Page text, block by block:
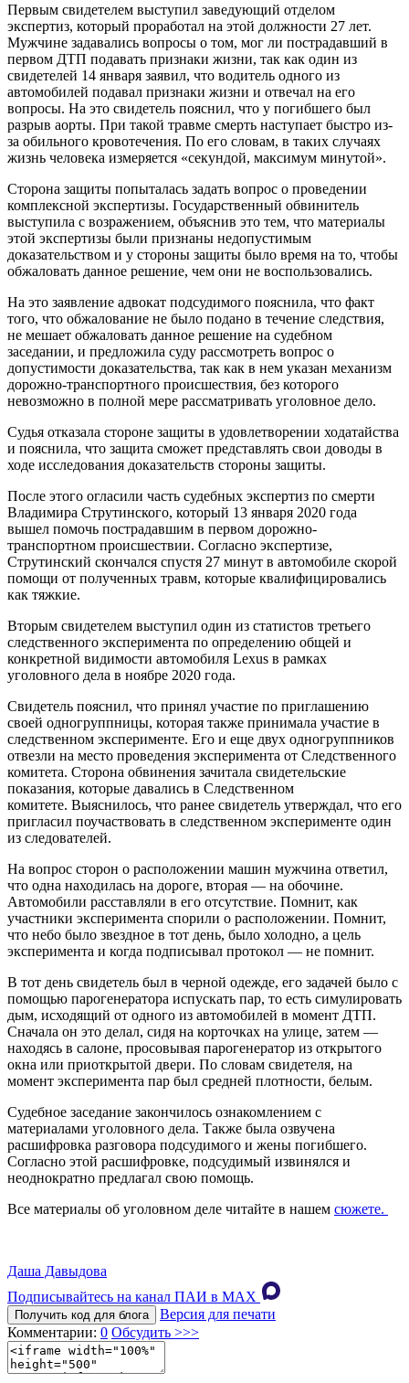
Первым свидетелем выступил заведующий отделом
экспертиз, который проработал на этой должности 27 лет.
Мужчине задавались вопросы о том, мог ли пострадавший в
первом ДТП подавать признаки жизни, так как один из
свидетелей 14 января заявил, что водитель одного из
автомобилей подавал признаки жизни и отвечал на его
вопросы. На это свидетель пояснил, что у погибшего был
разрыв аорты. При такой травме смерть наступает быстро из-
за обильного кровотечения. По его словам, в таких случаях
жизнь человека измеряется «секундой, максимум минутой».
Сторона защиты попыталась задать вопрос о проведении
комплексной экспертизы. Государственный обвинитель
выступила с возражением, объяснив это тем, что материалы
этой экспертизы были признаны недопустимым
доказательством и у стороны защиты было время на то, чтобы
обжаловать данное решение, чем они не воспользовались.
На это заявление адвокат подсудимого пояснила, что факт
того, что обжалование не было подано в течение следствия,
не мешает обжаловать данное решение на судебном
заседании, и предложила суду рассмотреть вопрос о
допустимости доказательства, так как в нем указан механизм
дорожно-транспортного происшествия, без которого
невозможно в полной мере рассматривать уголовное дело.
Судья отказала стороне защиты в удовлетворении ходатайства
и пояснила, что защита сможет представлять свои доводы в
ходе исследования доказательств стороны защиты.
После этого огласили часть судебных экспертиз по смерти
Владимира Струтинского, который 13 января 2020 года
вышел помочь пострадавшим в первом дорожно-
транспортном происшествии. Согласно экспертизе,
Струтинский скончался спустя 27 минут в автомобиле скорой
помощи от полученных травм, которые квалифицировались
как тяжкие.
Вторым свидетелем выступил один из статистов третьего
следственного эксперимента по определению общей и
конкретной видимости автомобиля Lexus в рамках
уголовного дела в ноябре 2020 года.
Свидетель пояснил, что принял участие по приглашению
своей одногруппницы, которая также принимала участие в
следственном эксперименте. Его и еще двух одногруппников
отвезли на место проведения эксперимента от Следственного
комитета. Сторона обвинения зачитала свидетельские
показания, которые давались в Следственном
комитете. Выяснилось, что ранее свидетель утверждал, что его
пригласил поучаствовать в следственном эксперименте один
из следователей.
На вопрос сторон о расположении машин мужчина ответил,
что одна находилась на дороге, вторая — на обочине.
Автомобили расставляли в его отсутствие. Помнит, как
участники эксперимента спорили о расположении. Помнит,
что небо было звездное в тот день, было холодно, а цель
эксперимента и когда подписывал протокол — не помнит.
В тот день свидетель был в черной одежде, его задачей было с
помощью парогенератора испускать пар, то есть симулировать
дым, исходящий от одного из автомобилей в момент ДТП.
Сначала он это делал, сидя на корточках на улице, затем —
находясь в салоне, просовывая парогенератор из открытого
окна или приоткрытой двери. По словам свидетеля, на
момент эксперимента пар был средней плотности, белым.
Судебное заседание закончилось ознакомлением с
материалами уголовного дела. Также была озвучена
расшифровка разговора подсудимого и жены погибшего.
Согласно этой расшифровке, подсудимый извинялся и
неоднократно предлагал свою помощь.
Все материалы об уголовном деле читайте в нашем сюжете.
Даша Давыдова
Подписывайтесь на канал ПАИ в MAХ
Получить код для блога
Версия для печати
Комментарии: 0 Обсудить >>>